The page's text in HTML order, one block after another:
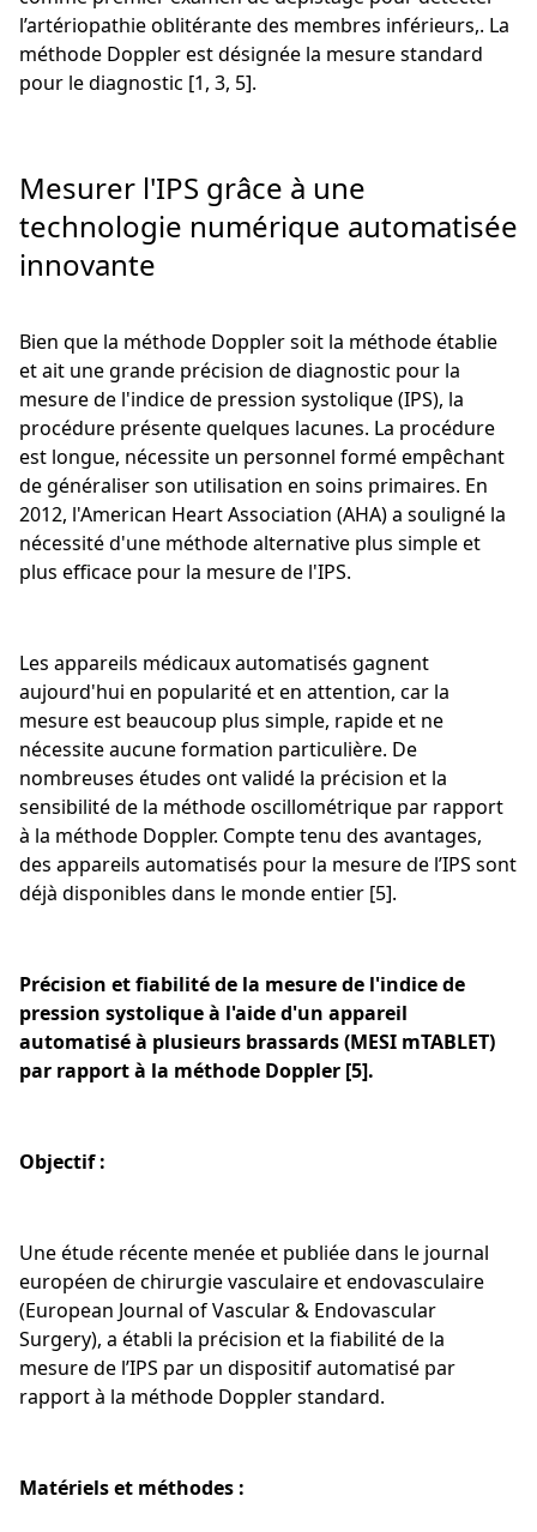
l’artériopathie oblitérante des membres inférieurs,. La
méthode Doppler est désignée la mesure standard
pour le diagnostic [1, 3, 5].
Mesurer l'IPS grâce à une
technologie numérique automatisée
innovante
Bien que la méthode Doppler soit la méthode établie
et ait une grande précision de diagnostic pour la
mesure de l'indice de pression systolique (IPS), la
procédure présente quelques lacunes. La procédure
est longue, nécessite un personnel formé empêchant
de généraliser son utilisation en soins primaires. En
2012, l'American Heart Association (AHA) a souligné la
nécessité d'une méthode alternative plus simple et
plus efficace pour la mesure de l'IPS.
Les appareils médicaux automatisés gagnent
aujourd'hui en popularité et en attention, car la
mesure est beaucoup plus simple, rapide et ne
nécessite aucune formation particulière. De
nombreuses études ont validé la précision et la
sensibilité de la méthode oscillométrique par rapport
à la méthode Doppler. Compte tenu des avantages,
des appareils automatisés pour la mesure de l’IPS sont
déjà disponibles dans le monde entier [5].
Précision et fiabilité de la mesure de l'indice de
pression systolique à l'aide d'un appareil
automatisé à plusieurs brassards (MESI mTABLET)
par rapport à la méthode Doppler [5].
Objectif :
Une étude récente menée et publiée dans le journal
européen de chirurgie vasculaire et endovasculaire
(European Journal of Vascular & Endovascular
Surgery), a établi la précision et la fiabilité de la
mesure de l’IPS par un dispositif automatisé par
rapport à la méthode Doppler standard.
Matériels et méthodes :